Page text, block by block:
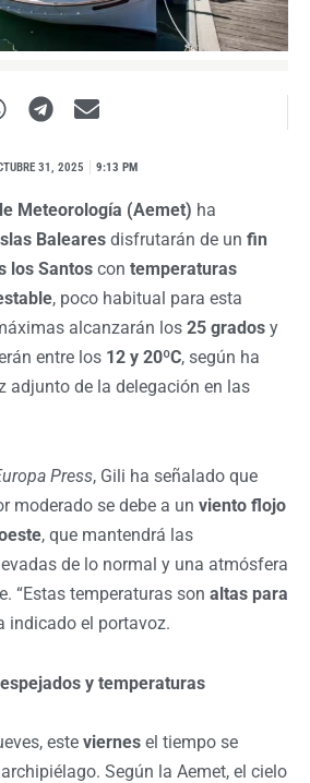
31, 2025 9:13 PM
Meteorología (Aemet) ha
Baleares disfrutarán de un fin
los Santos con temperaturas
, poco habitual para esta
alcanzarán los 25 grados y
entre los 12 y 20ºC, según ha
adjunto de la delegación en las
Press, Gili ha señalado que
moderado se debe a un viento flojo
, que mantendrá las
de lo normal y una atmósfera
“Estas temperaturas son altas para
indicado el portavoz.
y temperaturas
este viernes el tiempo se
Según la Aemet, el cielo